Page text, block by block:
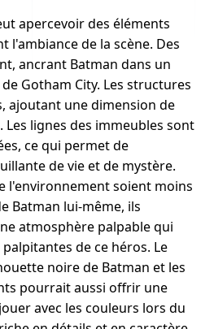
apercevoir des éléments
l'ambiance de la scène. Des
ancrant Batman dans un
Gotham City. Les structures
ajoutant une dimension de
lignes des immeubles sont
ce qui permet de
de vie et de mystère.
l'environnement soient moins
Batman lui-même, ils
atmosphère palpable qui
de ce héros. Le
noire de Batman et les
pourrait aussi offrir une
avec les couleurs lors du